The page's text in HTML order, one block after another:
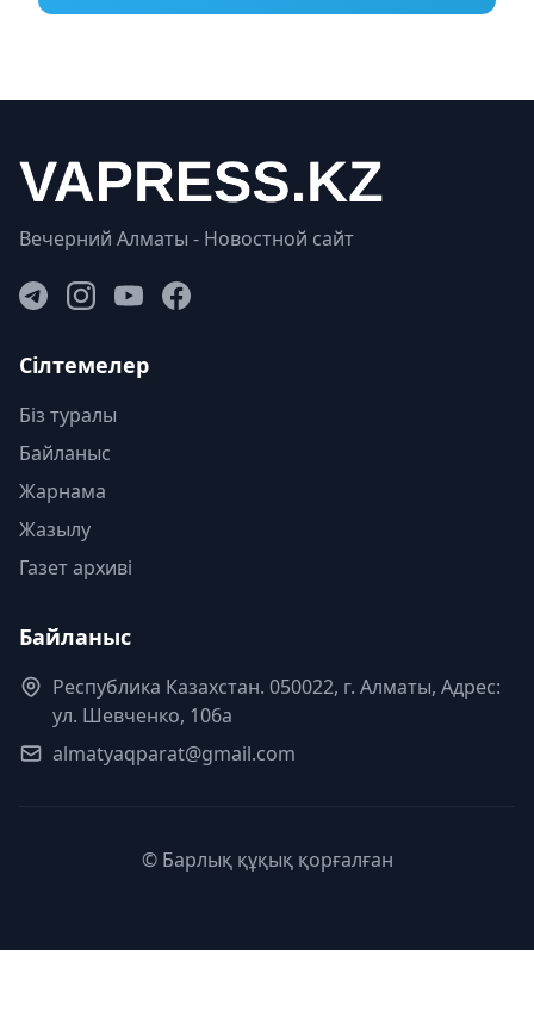
Вечерний Алматы - Новостной сайт
Сілтемелер
Біз туралы
Байланыс
Жарнама
Жазылу
Газет архиві
Байланыс
Республика Казахстан. 050022, г. Алматы, Адрес:
ул. Шевченко, 106а
almatyaqparat@gmail.com
© Барлық құқық қорғалған